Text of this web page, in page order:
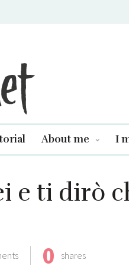
About me I
e ti dirò
0 shares